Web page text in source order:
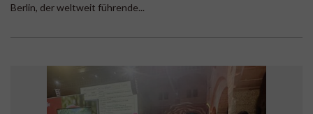
Berlin, der weltweit führende...